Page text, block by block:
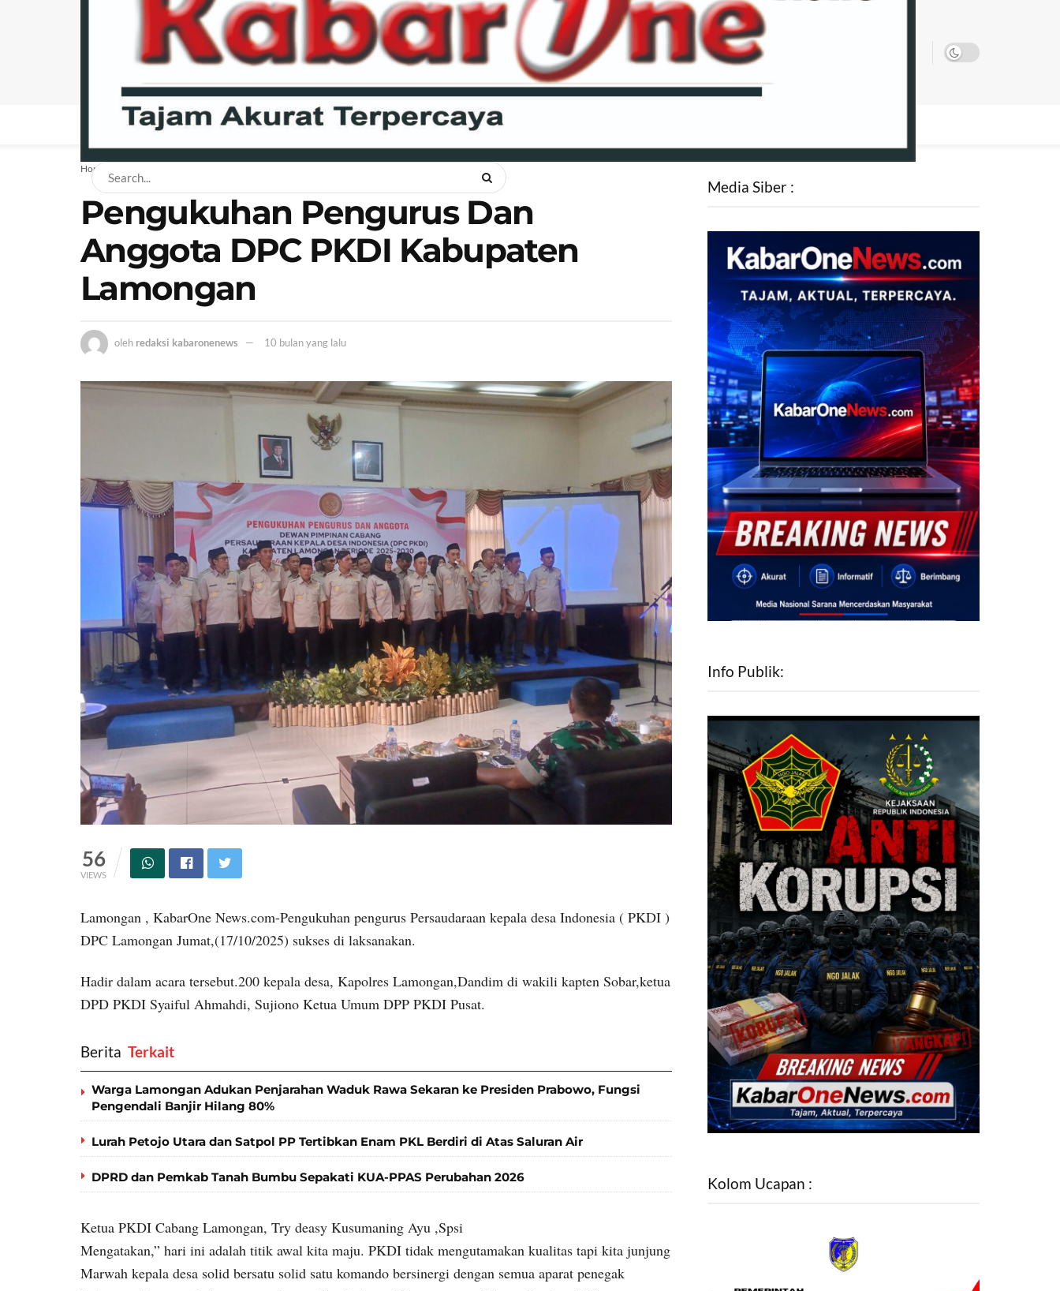
BERANDA NEWS BISNIS EKONOMI HANKAM OPINI HUKUM
Home
Pengukuhan Pengurus Dan
Anggota DPC PKDI Kabupaten
Lamongan
oleh redaksi kabaronenews 10 bulan yang lalu
56
VIEWS
Lamongan , KabarOne News.com-Pengukuhan pengurus Persaudaraan kepala desa Indonesia ( PKDI )
DPC Lamongan Jumat,(17/10/2025) sukses di laksanakan.
Hadir dalam acara tersebut.200 kepala desa, Kapolres Lamongan,Dandim di wakili kapten Sobar,ketua
DPD PKDI Syaiful Ahmahdi, Sujiono Ketua Umum DPP PKDI Pusat.
Berita ‎ Terkait
Warga Lamongan Adukan Penjarahan Waduk Rawa Sekaran ke Presiden Prabowo, Fungsi
Pengendali Banjir Hilang 80%
Lurah Petojo Utara dan Satpol PP Tertibkan Enam PKL Berdiri di Atas Saluran Air
DPRD dan Pemkab Tanah Bumbu Sepakati KUA-PPAS Perubahan 2026
Ketua PKDI Cabang Lamongan, Try deasy Kusumaning Ayu ,Spsi
Mengatakan,” hari ini adalah titik awal kita maju. PKDI tidak mengutamakan kualitas tapi kita junjung
Marwah kepala desa solid bersatu solid satu komando bersinergi dengan semua aparat penegak
Media Siber :
Info Publik:
Kolom Ucapan :